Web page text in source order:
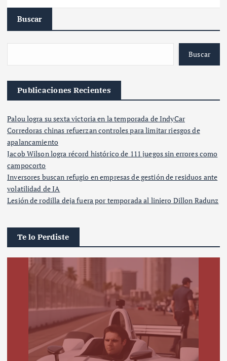
Buscar
Buscar
Publicaciones Recientes
Palou logra su sexta victoria en la temporada de IndyCar
Corredoras chinas refuerzan controles para limitar riesgos de
apalancamiento
Jacob Wilson logra récord histórico de 111 juegos sin errores como
campocorto
Inversores buscan refugio en empresas de gestión de residuos ante
volatilidad de IA
Lesión de rodilla deja fuera por temporada al liniero Dillon Radunz
Te lo Perdiste